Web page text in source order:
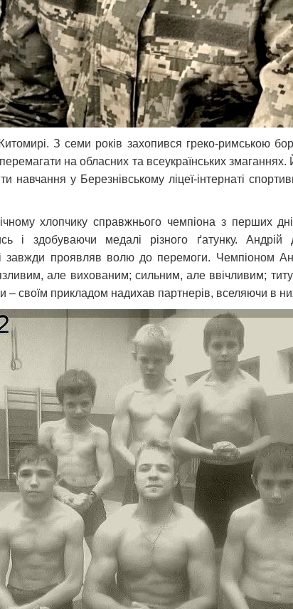
З семи років захопився греко-римською
на обласних та всеукраїнських змаганнях.
у Березнівському ліцеї-інтернаті
хлопчику справжнього чемпіона з перших
і здобуваючи медалі різного ґатунку.
завжди проявляв волю до перемоги. Чемпіоном
але вихованим; сильним, але ввічливим;
– своїм прикладом надихав партнерів, вселяючи в